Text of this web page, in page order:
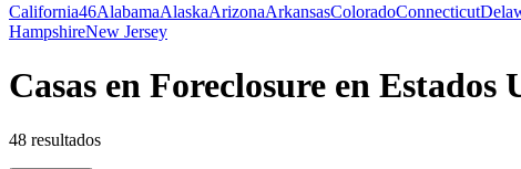
California46AlabamaAlaskaArizonaArkansasColoradoConnecticut
HampshireNew Jersey
Casas en Foreclosure en Estados
48 resultados